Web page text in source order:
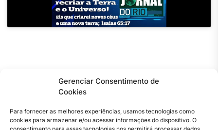
Gerenciar Consentimento de
Cookies
Para fornecer as melhores experiências, usamos tecnologias como
cookies para armazenar e/ou acessar informações do dispositivo. O
FUNCIONAMENTO